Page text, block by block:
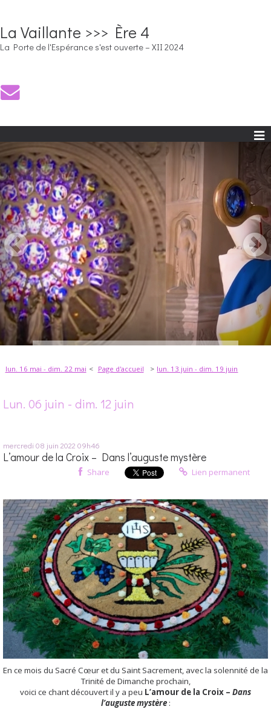
La Vaillante >>> Ère 4
La Porte de l'Espérance s'est ouverte – XII 2024
lun. 16 mai - dim. 22 mai Page d'accueil lun. 13 juin - dim. 19 juin
Lun. 06 juin - dim. 12 juin
mercredi 08 juin 2022 09h46
L’amour de la Croix – Dans l’auguste mystère
Share Lien permanent
En ce mois du Sacré Cœur et du Saint Sacrement, avec la solennité de la
Trinité de Dimanche prochain,
voici ce chant découvert il y a peu L’amour de la Croix – Dans
l’auguste mystère: